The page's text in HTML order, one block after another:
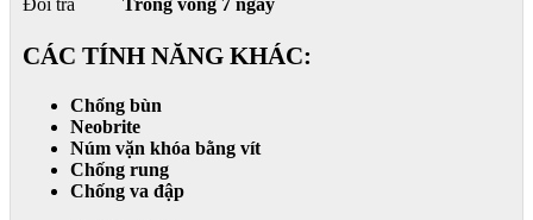
Đổi trả Trong vòng 7 ngày
CÁC TÍNH NĂNG KHÁC:
Chống bùn
Neobrite
Núm vặn khóa bằng vít
Chống rung
Chống va đập